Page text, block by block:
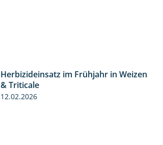
Herbizideinsatz im Frühjahr in Weizen
& Triticale